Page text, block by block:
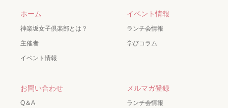
ホーム
神楽坂女子倶楽部とは？
主催者
イベント情報
イベント情報
ランチ会情報
学びコラム
お問い合わせ
Q＆A
メルマガ登録
ランチ会情報